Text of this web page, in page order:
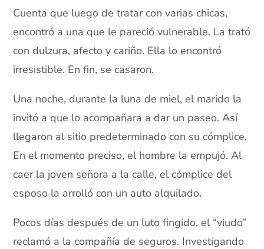
Cuenta que luego de tratar con varias chicas,
encontró a una que le pareció vulnerable. La trató
con dulzura, afecto y cariño. Ella lo encontró
irresistible. En fin, se casaron.
Una noche, durante la luna de miel, el marido la
invitó a que lo acompañara a dar un paseo. Así
llegaron al sitio predeterminado con su cómplice.
En el momento preciso, el hombre la empujó. Al
caer la joven señora a la calle, el cómplice del
esposo la arrolló con un auto alquilado.
Pocos días después de un luto fingido, el “viudo”
reclamó a la compañía de seguros. Investigando